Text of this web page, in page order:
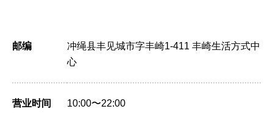
邮编
冲绳县丰见城市字丰崎1-411 丰崎生活方式中
心
营业时间 10:00〜22:00